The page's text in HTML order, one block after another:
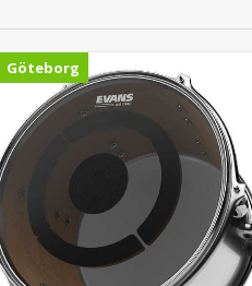
Göteborg